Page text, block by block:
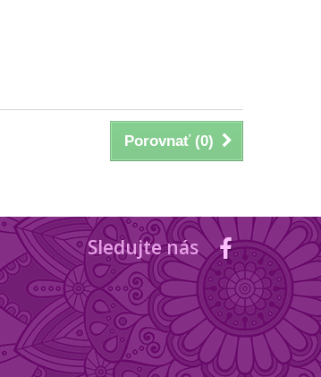
Porovnať (0)
Sledujte nás